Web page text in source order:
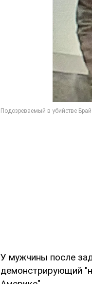
У мужчины после
демонстрирующий